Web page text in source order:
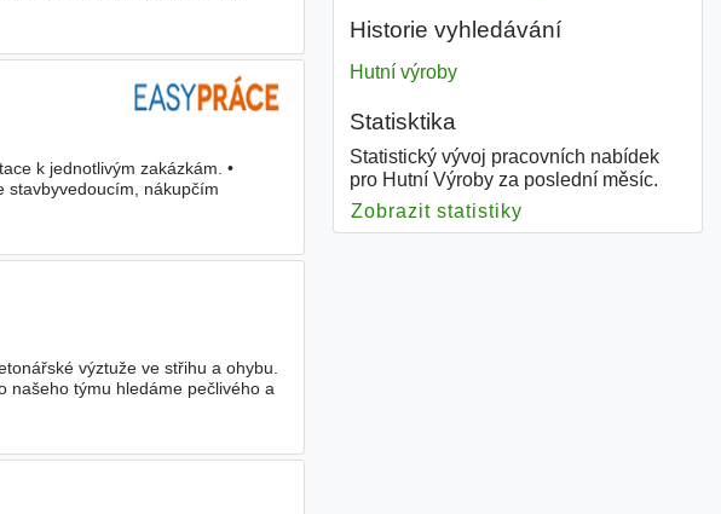
k jednotlivým zakázkám. •
stavbyvedoucím, nákupčím
výztuže ve střihu a ohybu.
našeho týmu hledáme pečlivého a
Historie vyhledávání
Hutní výroby
Statisktika
Statistický vývoj pracovních nabídek
pro Hutní Výroby za poslední měsíc.
Zobrazit statistiky